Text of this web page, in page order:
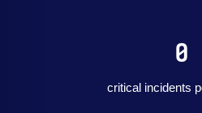
0
critical incidents